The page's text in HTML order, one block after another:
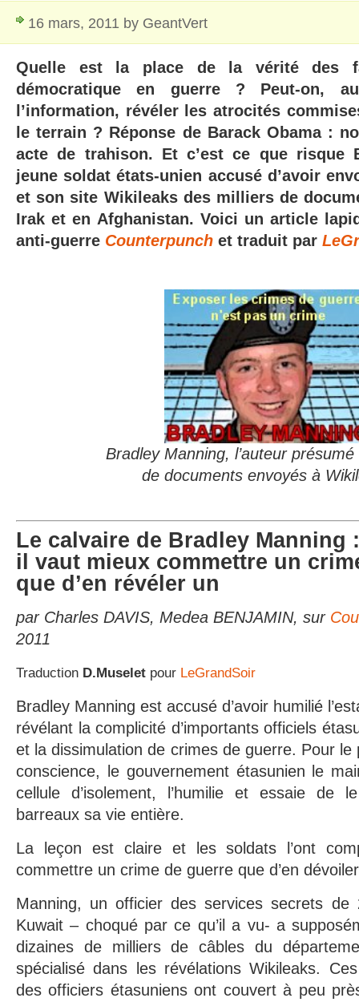
16 mars, 2011 by GeantVert
Quelle est la place de la vérité des
démocratique en guerre ? Peut-on,
l’information, révéler les atrocités
le terrain ? Réponse de Barack Obama :
acte de trahison. Et c’est ce que risque
jeune soldat états-unien accusé d’avoir
et son site Wikileaks des milliers de
Irak et en Afghanistan. Voici un article
anti-guerre Counterpunch et traduit par
Bradley Manning, l’auteur
de documents envoyés à
Le calvaire de Bradley Manning
il vaut mieux commettre un
que d’en révéler un
par Charles DAVIS, Medea BENJAMIN, sur
2011
Traduction D.Muselet pour LeGrandSoir
Bradley Manning est accusé d’avoir humilié
révélant la complicité d’importants officiels
et la dissimulation de crimes de guerre. Pour le
conscience, le gouvernement étasunien le
cellule d’isolement, l’humilie et essaie de
barreaux sa vie entière.
La leçon est claire et les soldats l’ont
commettre un crime de guerre que d’en
Manning, un officier des services secrets
Kuwait – choqué par ce qu’il a vu- a
dizaines de milliers de câbles du
spécialisé dans les révélations Wikileaks.
des officiers étasuniens ont couvert à peu